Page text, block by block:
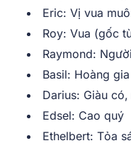
Eric: Vị vua
Roy: Vua (gốc
Raymond:
Basil: Hoàng gia
Darius: Giàu
Edsel: Cao quý
Ethelbert: Tỏa